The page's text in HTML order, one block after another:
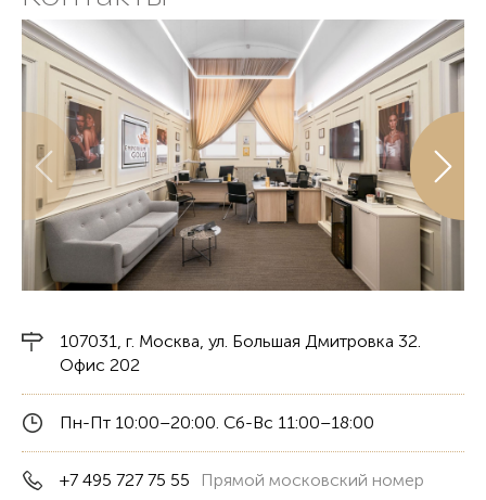
107031, г. Москва, ул. Большая Дмитровка 32.
Офис 202
Пн-Пт 10:00–20:00. Сб-Вс 11:00–18:00
+7 495 727 75 55
Прямой московский номер